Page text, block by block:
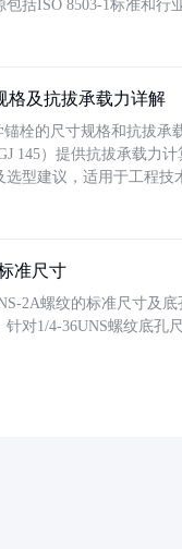
括ISO 8503-1标准和行
格及抗拔承载力详解
栓的尺寸规格和抗拔
145）提供抗拔承载力
型建议，适用于工程技
准尺寸
2A螺纹的标准尺寸及
针对1/4-36UNS螺纹底